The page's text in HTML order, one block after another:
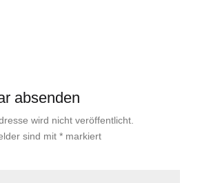
absenden
wird nicht veröffentlicht.
sind mit *markiert